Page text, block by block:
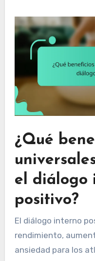
¿Qué
el diálogo
positivo?
El diálogo interno
rendimiento,
ansiedad para los